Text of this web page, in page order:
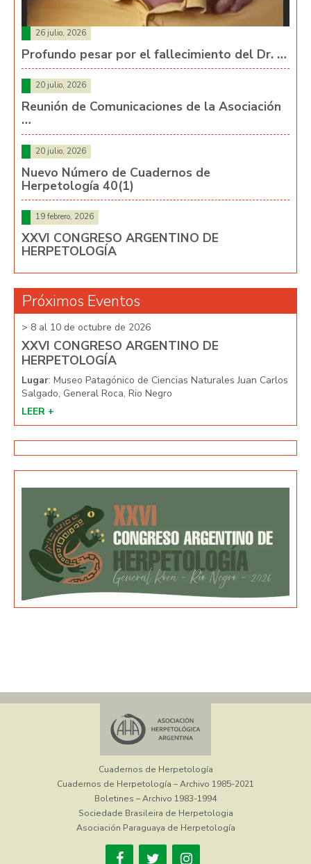
26 julio, 2026
Profundo pesar por el fallecimiento del Dr. …
20 julio, 2026
Reunión de Comunicaciones de la Asociación
…
20 julio, 2026
Nuevo Número de Cuadernos de
Herpetología 40(1)
19 febrero, 2026
XXVI CONGRESO ARGENTINO DE
HERPETOLOGÍA
Próximos Eventos
> 8 al 10 de octubre de 2026
XXVI CONGRESO ARGENTINO DE
HERPETOLOGÍA
Lugar: Museo Patagónico de Ciencias Naturales Juan Carlos
Salgado, General Roca, Rio Negro
LEER +
Cuadernos de Herpetología
Cuadernos de Herpetología – Archivo 1985-2021
Boletines – Archivo 1983-1994
Sociedade Brasileira de Herpetologia
Asociación Paraguaya de Herpetología